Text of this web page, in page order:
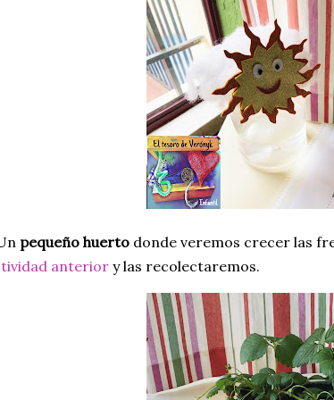
pequeño huerto donde veremos crecer las
anterior y las recolectaremos.